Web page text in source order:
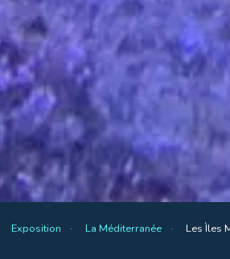
Exposition La Méditerranée Les Ìles